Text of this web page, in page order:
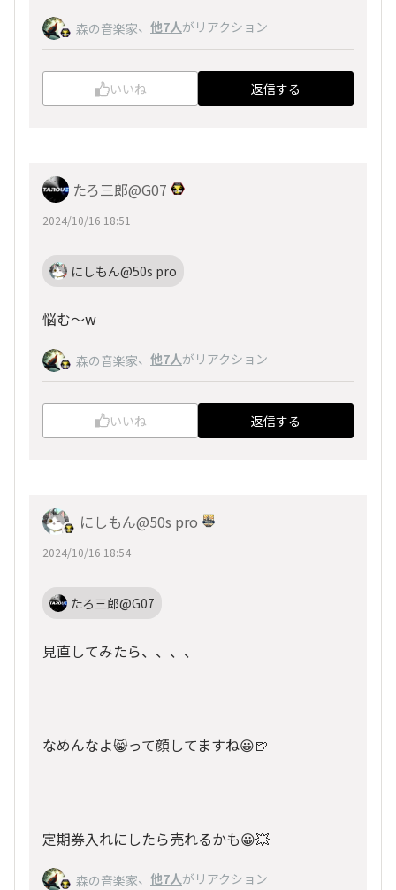
森の音楽家、 他7人がリアクション
いいね 返信する
たろ三郎@G07
2024/10/16 18:51
にしもん@50s pro
悩む〜w
森の音楽家、 他7人がリアクション
いいね 返信する
にしもん@50s pro
2024/10/16 18:54
たろ三郎@G07
見直してみたら、、、、
なめんなよ😸って顔してますね😀🍺
定期券入れにしたら売れるかも😀💥
森の音楽家、 他7人がリアクション